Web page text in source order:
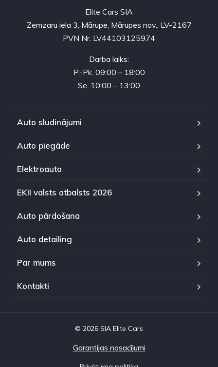
Elite Cars SIA
Zemzaru iela 3, Mārupe, Mārupes nov., LV-2167
PVN Nr. LV44103125974
Darba laiks:
P.-Pk. 09:00 – 18:00
Se. 10:00 – 13:00
Auto sludinājumi
Auto piegāde
Elektroauto
EKII valsts atbalsts 2026
Auto pārdošana
Auto detailing
Par mums
Kontakti
© 2026 SIA Elite Cars
Garantijas nosacījumi